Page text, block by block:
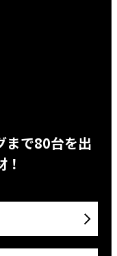
まで80台を出